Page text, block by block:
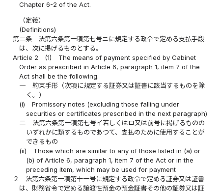
Chapter 6-2 of the Act.
（定義）
(Definitions)
第二条
法第六条第一項第七号ニに規定する政令で定める支払手段
は、次に掲げるものとする。
Article 2
(1)
The means of payment specified by Cabinet
Order as prescribed in Article 6, paragraph 1, item 7 of the
Act shall be the following.
一
約束手形（次項に規定する証券又は証書に該当するものを除
く。）
(i)
Promissory notes (excluding those falling under
securities or certificates prescribed in the next paragraph)
二
法第六条第一項第七号イ若しくはロ又は前号に掲げるものの
いずれかに類するものであつて、支払のために使用することが
できるもの
(ii)
Those which are similar to any of those listed in (a) or
(b) of Article 6, paragraph 1, item 7 of the Act or in the
preceding item, which may be used for payment
２
法第六条第一項第十一号に規定する政令で定める証券又は証書
は、財務省令で定める譲渡性預金の預金証書その他の証券又は証